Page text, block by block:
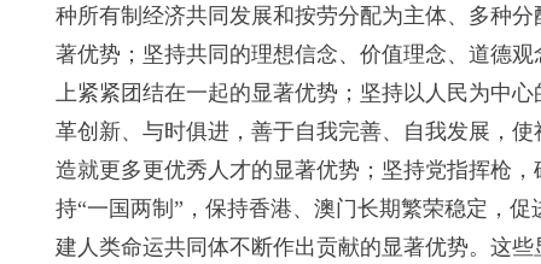
种所有制经济共同发展和按劳分配为主体、多种
著优势；坚持共同的理想信念、价值理念、道德
上紧紧团结在一起的显著优势；坚持以人民为中
革创新、与时俱进，善于自我完善、自我发展，
造就更多更优秀人才的显著优势；坚持党指挥枪
持“一国两制”，保持香港、澳门长期繁荣稳定，
建人类命运共同体不断作出贡献的显著优势。这